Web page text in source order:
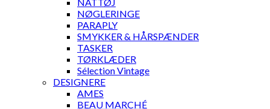
NØGLERINGE
PARAPLY
SMYKKER & HÅRSPÆNDER
TASKER
TØRKLÆDER
Sélection Vintage
DESIGNERE
AMES
BEAU MARCHÉ